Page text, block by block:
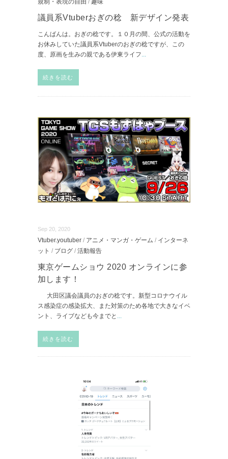
議員系Vtuberおぎの稔 新デザイン発表
こんばんは。おぎの稔です。１０月の間、公式の活動を
お休みしていた議員系Vtuberのおぎの稔ですが、この
度、原画を生みの親である伊東ライフ
続きを読む
Sep 20, 2020
Vtuber.youtuber / アニメ・マンガ・ゲーム / インターネ
ット / ブログ / 活動報告
東京ゲームショウ 2020 オンラインに参
加します！
大田区議会議員のおぎの稔です。新型コロナウイル
ス感染症の感染拡大、また対策のため各地で大きなイベ
ント、ライブなども今までと
続きを読む